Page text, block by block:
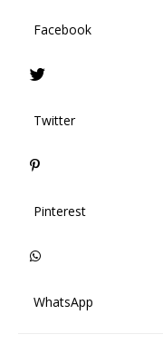
Facebook
Twitter
Pinterest
WhatsApp